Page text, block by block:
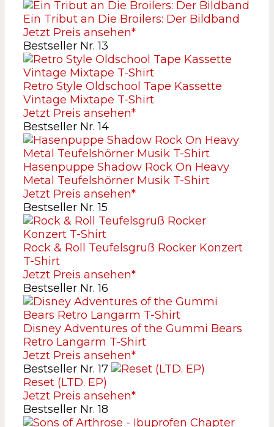
Ein Tribut an Die Broilers: Der Bildband
Jetzt Preis ansehen*
Bestseller Nr. 13
Retro Style Oldschool Tape Kassette
Vintage Mixtape T-Shirt
Jetzt Preis ansehen*
Bestseller Nr. 14
Hasenpuppe Shadow Rock On Heavy
Metal Teufelshörner Musik T-Shirt
Jetzt Preis ansehen*
Bestseller Nr. 15
Rock & Roll Teufelsgruß Rocker Konzert
T-Shirt
Jetzt Preis ansehen*
Bestseller Nr. 16
Disney Adventures of the Gummi Bears
Retro Langarm T-Shirt
Jetzt Preis ansehen*
Bestseller Nr. 17
Reset (LTD. EP)
Jetzt Preis ansehen*
Bestseller Nr. 18